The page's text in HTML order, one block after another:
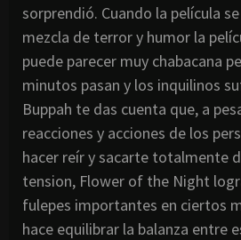
sorprendió. Cuando la película
mezcla de terror y humor la
puede parecer muy chabacana
minutos pasan y los inquilinos
Buppah te das cuenta que, a
reacciones y acciones de los
hacer reír y sacarte totalmente
tension, Flower of the Night
fulepes importantes en ciertos
hace equilibrar la balanza entre